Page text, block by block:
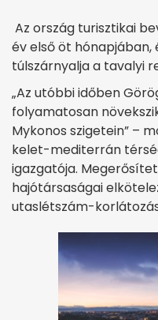
Az ország turisztikai
év első öt hónapjában,
túlszárnyalja a tavalyi
„Az utóbbi időben
folyamatosan
Mykonos szigetein” –
kelet-mediterrán
igazgatója.
hajótársaságai
utaslétszám-